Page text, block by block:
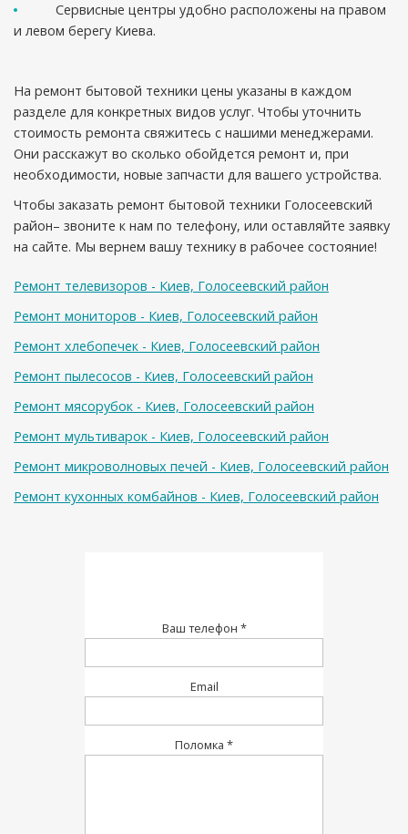
Сервисные центры удобно расположены на правом
и левом берегу Киева.
На ремонт бытовой техники цены указаны в каждом
разделе для конкретных видов услуг. Чтобы уточнить
стоимость ремонта свяжитесь с нашими менеджерами.
Они расскажут во сколько обойдется ремонт и, при
необходимости, новые запчасти для вашего устройства.
Чтобы заказать ремонт бытовой техники Голосеевский
район– звоните к нам по телефону, или оставляйте заявку
на сайте. Мы вернем вашу технику в рабочее состояние!
Ремонт телевизоров - Киев, Голосеевский район
Ремонт мониторов - Киев, Голосеевский район
Ремонт хлебопечек - Киев, Голосеевский район
Ремонт пылесосов - Киев, Голосеевский район
Ремонт мясорубок - Киев, Голосеевский район
Ремонт мультиварок - Киев, Голосеевский район
Ремонт микроволновых печей - Киев, Голосеевский район
Ремонт кухонных комбайнов - Киев, Голосеевский район
Ваш телефон *
Email
Поломка *